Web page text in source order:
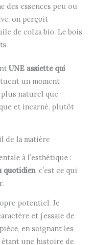
des essences peu ou
on perçoit
de colza bio. Le bois
UNE assiette qui
un moment
naturel que
et incarné, plutôt
de la matière
à l’esthétique :
quotidien, c’est ce qui
potentiel. Je
et j’essaie de
en soignant les
une histoire de